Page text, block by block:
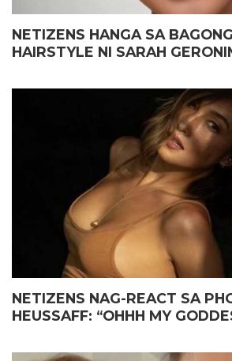
NETIZENS HANGA SA
HAIRSTYLE NI SARAH
NETIZENS NAG-REACT SA
HEUSSAFF: “OHHH MY